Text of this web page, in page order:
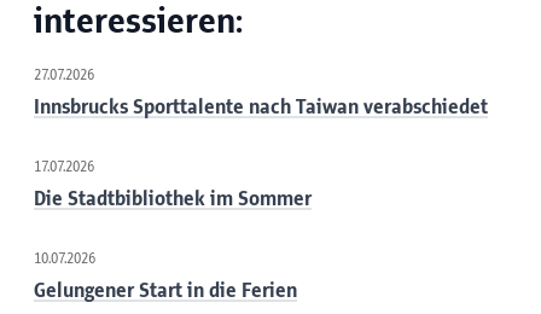
interessieren:
27.07.2026
Innsbrucks Sporttalente nach Taiwan verabschiedet
17.07.2026
Die Stadtbibliothek im Sommer
10.07.2026
Gelungener Start in die Ferien